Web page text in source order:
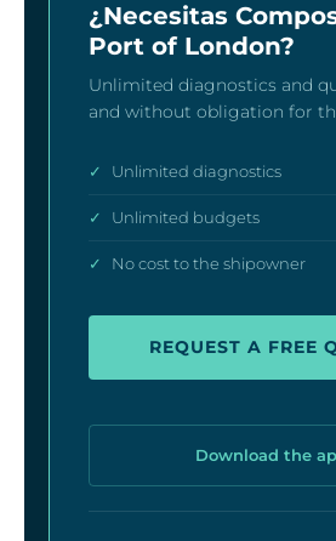
¿Necesitas
Port of London?
Unlimited diagnostics and
and without obligation for
✓ Unlimited diagnostics
✓ Unlimited budgets
✓ No cost to the shipowner
REQUEST A FREE
Download the